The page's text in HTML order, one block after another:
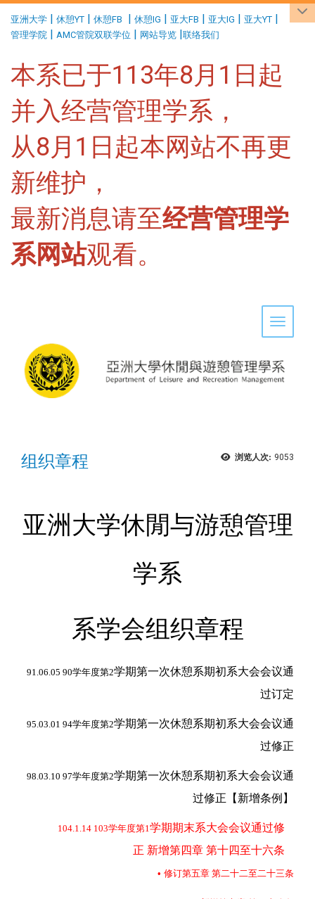
亚洲大学 | 休憩YT | 休憩FB | 休憩IG | 亚大FB | 亚大IG | 亚大YT |
管理学院 | AMC管院双联学位 | 网站导览 |联络我们
本系已于113年8月1日起
并入经营管理学系，
从8月1日起本网站不再更
新维护，
最新消息请至经营管理学
系网站观看。
Toggle
浏览人次: 9053
组织章程
亚洲大学休閒与游憩管理
学系
系学会组织章程
91.06.05 90学年度第2学期第一次休憩系期初系大会会议通
过订定
95.03.01 94学年度第2学期第一次休憩系期初系大会会议通
过修正
98.03.10 97学年度第2学期第一次休憩系期初系大会会议通
过修正【新增条例】
104.1.14 103学年度第1 学期期末系大会会议通过修
正 新增第四章 第十四至十六条
• 修订第五章 第二十二至二十三条